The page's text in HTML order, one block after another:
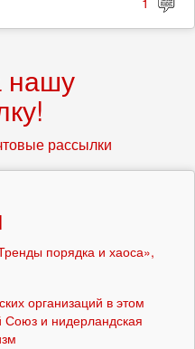
нашу
рассылки
порядка и хаоса»,
организаций в этом
Союз и нидерландская